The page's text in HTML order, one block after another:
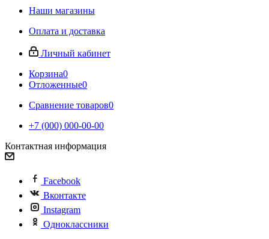
Наши магазины
Оплата и доставка
Личный кабинет
Корзина0
Отложенные0
Сравнение товаров0
+7 (000) 000-00-00
Контактная информация
Facebook
Вконтакте
Instagram
Одноклассники